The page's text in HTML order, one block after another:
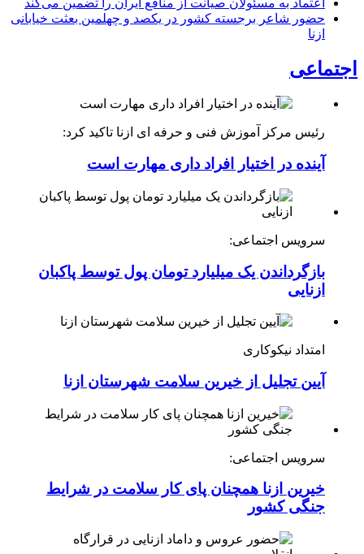
حضور شاعر برجسته کشور در یکصد و چهلمین بعثت خیابانی
ازنا
اجتماعی
رئیس مرکز آموزش فنی و حرفه ای ازنا تاکید کرد:
آینده در اختیار افراد داری مهارت است
سرویس اجتماعی:
بازگرداندن یک میلیارد تومان پول توسط پاکبان
ازنایی
امتداد نیکوکاری
آیین تجلیل از خیرین سلامت شهرستان ازنا
سرویس اجتماعی:
خیرین ازنا همچنان پای کار سلامت در شرایط
جنگی کشور